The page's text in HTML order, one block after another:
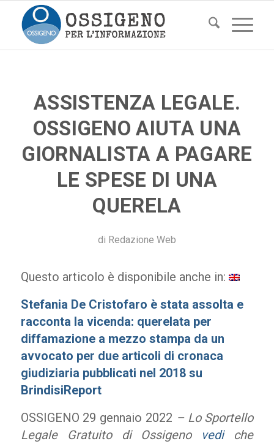
ASSISTENZA LEGALE.
OSSIGENO AIUTA UNA
GIORNALISTA A PAGARE
LE SPESE DI UNA
QUERELA
di Redazione Web
Questo articolo è disponibile anche in:
Stefania De Cristofaro è stata assolta e
racconta la vicenda: querelata per
diffamazione a mezzo stampa da un
avvocato per due articoli di cronaca
giudiziaria pubblicati nel 2018 su
BrindisiReport
OSSIGENO 29 gennaio 2022 – Lo Sportello
Legale Gratuito di Ossigeno
vedi che